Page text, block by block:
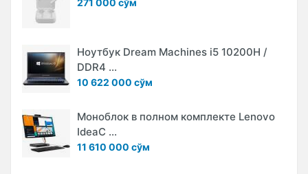
Ноутбук Dream Machines i5 10200H /
DDR4 ...
10 622 000 сўм
Моноблок в полном комплекте Lenovo
IdeaC ...
11 610 000 сўм